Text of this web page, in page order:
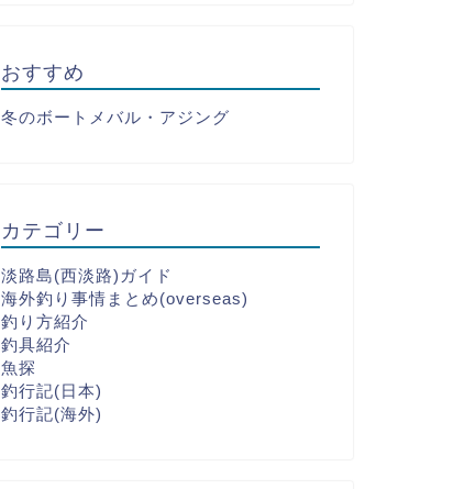
おすすめ
冬のボートメバル・アジング
カテゴリー
淡路島(西淡路)ガイド
海外釣り事情まとめ(overseas)
釣り方紹介
釣具紹介
魚探
釣行記(日本)
釣行記(海外)